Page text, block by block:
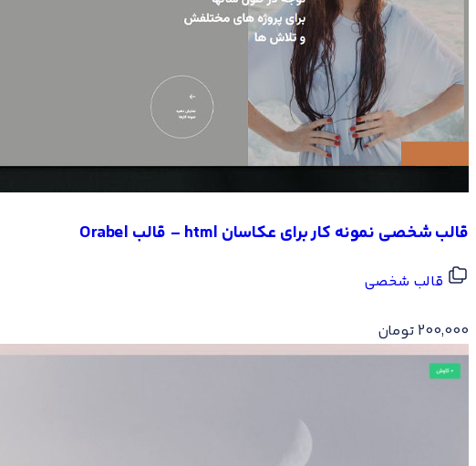
قالب شخصی نمونه کار برای عکاسان html – قالب Orabel
قالب شخصی
200,000 تومان